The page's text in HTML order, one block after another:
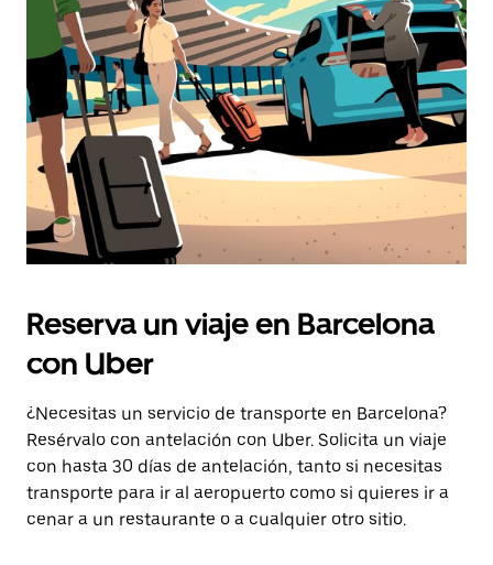
Reserva un viaje en Barcelona
con Uber
¿Necesitas un servicio de transporte en Barcelona?
Resérvalo con antelación con Uber. Solicita un viaje
con hasta 30 días de antelación, tanto si necesitas
transporte para ir al aeropuerto como si quieres ir a
cenar a un restaurante o a cualquier otro sitio.